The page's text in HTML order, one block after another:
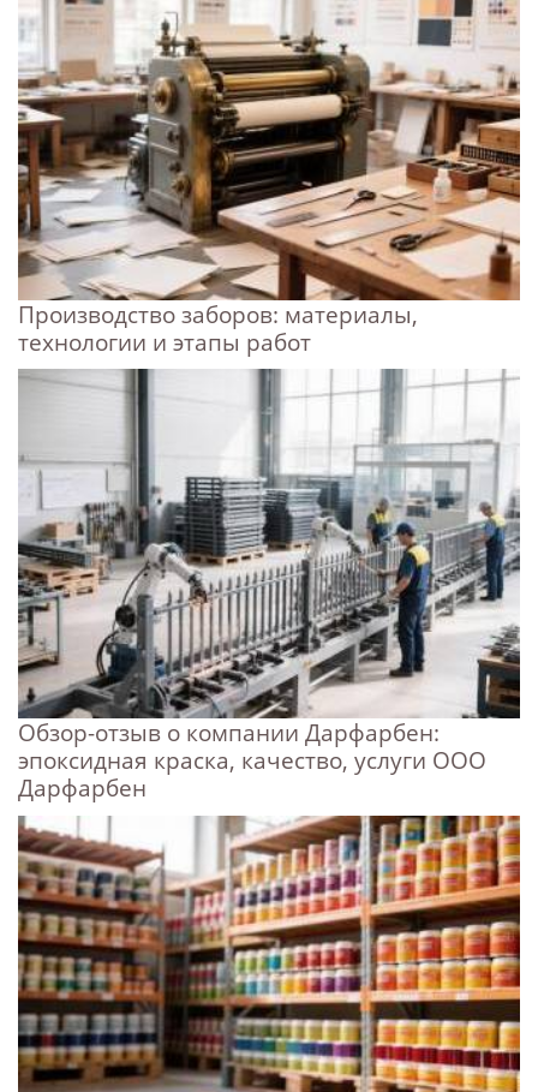
Производство заборов: материалы,
технологии и этапы работ
Обзор-отзыв о компании Дарфарбен:
эпоксидная краска, качество, услуги ООО
Дарфарбен